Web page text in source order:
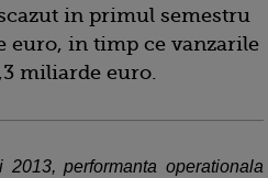
in primul semestru
euro, in timp ce vanzarile
miliarde euro.
performanta operationala